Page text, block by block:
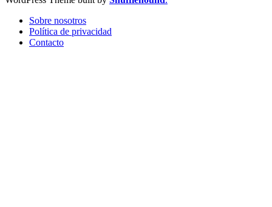
Sobre nosotros
Política de privacidad
Contacto